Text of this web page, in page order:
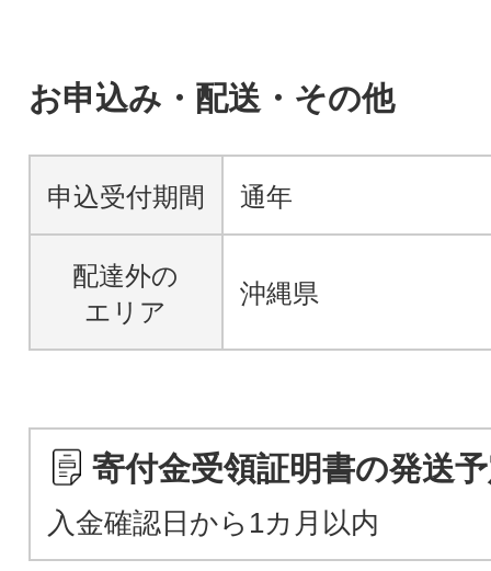
お申込み・配送・その他
申込受付期間 通年
配達外の
エリア
沖縄県
寄付金受領証明書の発送
入金確認日から1カ月以内